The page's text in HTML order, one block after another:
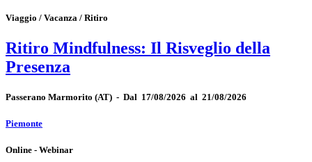
Viaggio / Vacanza / Ritiro
Ritiro Mindfulness: Il Risveglio della
Presenza
Passerano Marmorito (AT) - Dal 17/08/2026 al 21/08/2026
Piemonte
Online - Webinar